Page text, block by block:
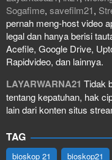
Sogafime, savefilm21,
pernah meng-host video
legal dan hanya berisi
Acefile, Google Drive,
Rapidvideo, dan lainnya.
LAYARWARNA21 Tidak
tentang kepatuhan, hak
lain dari konten situs
TAG
bioskop 21 bioskop21